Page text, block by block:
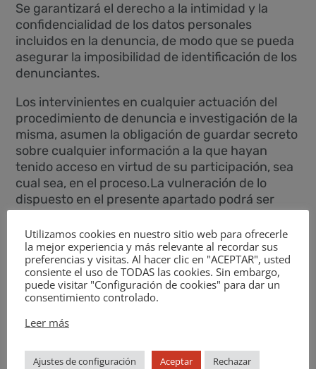
Se garantizará el derecho a la intimidad y la
confidencialidad de los datos personales
incluidos en la denuncia, de modo que se pueda
asegurar la imposibilidad de identificación de los
denunciantes.
Los intervinientes en cualquier actuación del
procedimiento de denuncia e investigación de la
misma, asumen la obligación de guardar secreto
sobre cualquier información a la que hayan
tenido acceso en virtud de su participación, sea
cual sea, en el proceso.La vulneración de lo
dispuesto en el presente apartado podrá ser
Este canalNO está dirigido a recoger
denuncias relativas a conductas irregulares
de otras entidadeso en el marco de la
actividad de otras entidades, sea cual sea su
denuncias deberán dirigirse a los canales de
Utilizamos cookies en nuestro sitio web para ofrecerle
la mejor experiencia y más relevante al recordar sus
preferencias y visitas. Al hacer clic en "ACEPTAR", usted
consiente el uso de TODAS las cookies. Sin embargo,
puede visitar "Configuración de cookies" para dar un
consentimiento controlado.
Leer más
Ajustes de configuración Aceptar Rechazar